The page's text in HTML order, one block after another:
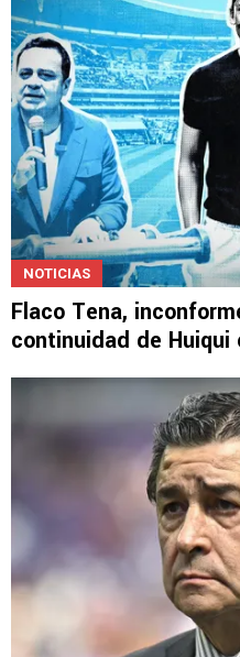
NOTICIAS
Flaco Tena,
continuidad de Huiqui